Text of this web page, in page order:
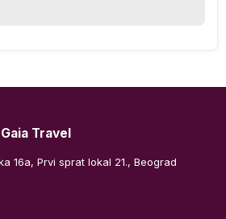
Travel
16a, Prvi sprat lokal 21., Beograd